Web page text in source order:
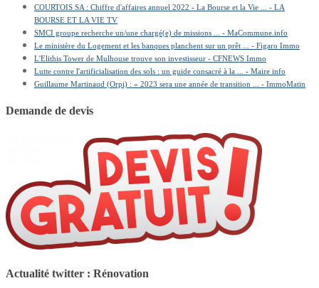
COURTOIS SA : Chiffre d'affaires annuel 2022 - La Bourse et la Vie ... - LA
BOURSE ET LA VIE TV
SMCI groupe recherche un/une chargé(e) de missions ... - MaCommune.info
Le ministère du Logement et les banques planchent sur un prêt ... - Figaro Immo
L'Elithis Tower de Mulhouse trouve son investisseur - CFNEWS Immo
Lutte contre l'artificialisation des sols : un guide consacré à la ... - Maire info
Guillaume Martinaud (Orpi) : « 2023 sera une année de transition ... - ImmoMatin
Demande de devis
Actualité twitter : Rénovation